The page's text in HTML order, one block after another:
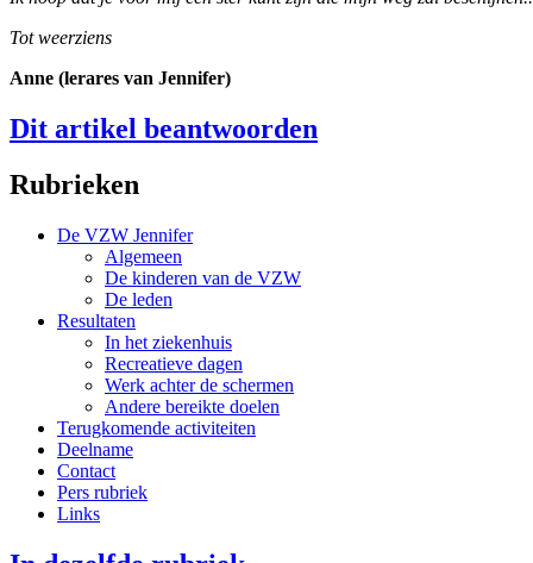
Tot weerziens
Anne (lerares van Jennifer)
Dit artikel beantwoorden
Rubrieken
De VZW Jennifer
Algemeen
De kinderen van de VZW
De leden
Resultaten
In het ziekenhuis
Recreatieve dagen
Werk achter de schermen
Andere bereikte doelen
Terugkomende activiteiten
Deelname
Contact
Pers rubriek
Links